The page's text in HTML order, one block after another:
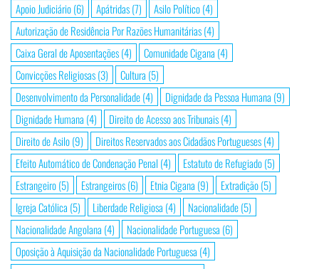
Apoio Judiciário(6) Apátridas(7) Asilo Político(4)
Autorização de Residência Por Razões Humanitárias(4)
Caixa Geral de Aposentações(4) Comunidade Cigana (4)
Convicções Religiosas(3) Cultura (5)
Desenvolvimento da Personalidade(4) Dignidade da Pessoa Humana (9)
Dignidade Humana (4) Direito de Acesso aos Tribunais(4)
Direito de Asilo(9) Direitos Reservados aos Cidadãos Portugueses(4)
Efeito Automático de Condenação Penal (4) Estatuto de Refugiado(5)
Estrangeiro(5) Estrangeiros(6) Etnia Cigana (9) Extradição(5)
Igreja Católica (5) Liberdade Religiosa (4) Nacionalidade(5)
Nacionalidade Angolana (4) Nacionalidade Portuguesa (6)
Oposição à Aquisição da Nacionalidade Portuguesa (4)